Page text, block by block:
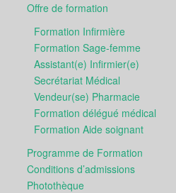
Offre de formation
Formation Infirmière
Formation Sage-femme
Assistant(e) Infirmier(e)
Secrétariat Médical
Vendeur(se) Pharmacie
Formation délégué médical
Formation Aide soignant
Programme de Formation
Conditions d’admissions
Photothèque